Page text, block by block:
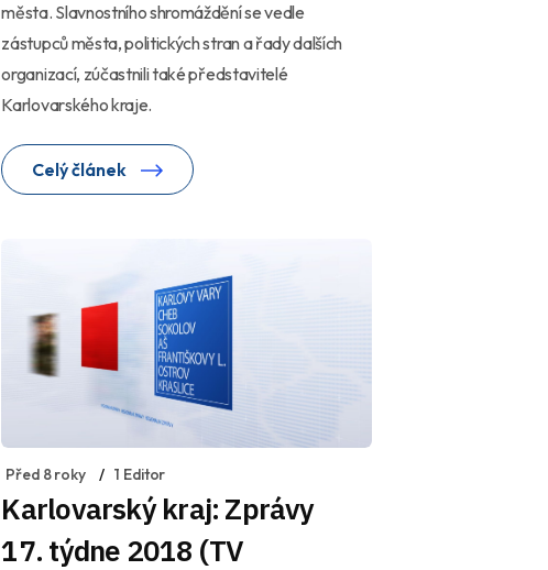
města. Slavnostního shromáždění se vedle
zástupců města, politických stran a řady dalších
organizací, zúčastnili také představitelé
Karlovarského kraje.
Celý článek
Před 8 roky 1 Editor
Karlovarský kraj: Zprávy
17. týdne 2018 (TV